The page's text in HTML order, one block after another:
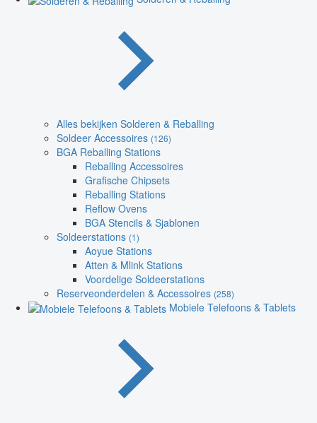
Alles bekijken Solderen & Reballing
Soldeer Accessoires (126)
BGA Reballing Stations
Reballing Accessoires
Grafische Chipsets
Reballing Stations
Reflow Ovens
BGA Stencils & Sjablonen
Soldeerstations (1)
Aoyue Stations
Atten & Mlink Stations
Voordelige Soldeerstations
Reserveonderdelen & Accessoires (258)
Mobiele Telefoons & Tablets